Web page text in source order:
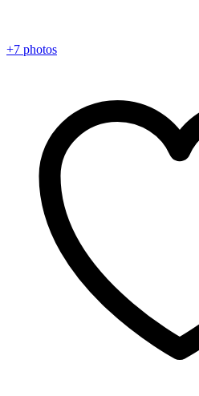
+7 photos